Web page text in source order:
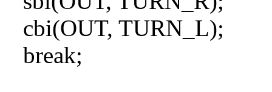
cbi(OUT, TURN_L);
break;